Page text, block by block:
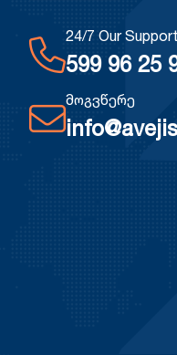
24/7 Our Support
599 96 25
მოგვწერე